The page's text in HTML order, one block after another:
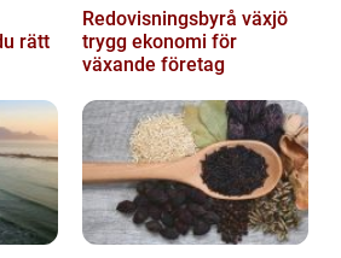
Redovisningsbyrå växjö
trygg ekonomi för
växande företag